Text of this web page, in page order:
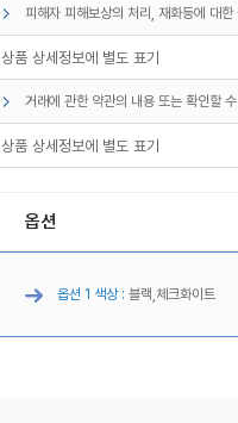
피해자 피해보상의 처리, 재화등에 대
상품 상세정보에 별도 표기
거래에 관한 약관의 내용 또는 확인할
상품 상세정보에 별도 표기
옵션
옵션 1 색상 : 블랙,체크화이트